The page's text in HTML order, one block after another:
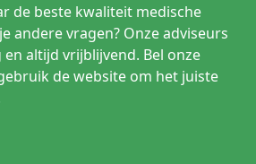
de beste kwaliteit medische
andere vragen? Onze adviseurs
altijd vrijblijvend. Bel onze
de website om het juiste